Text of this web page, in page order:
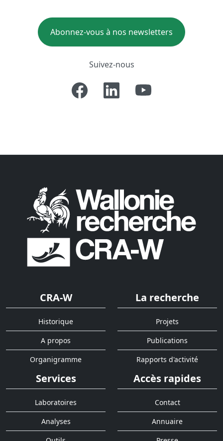
Abonnez-vous à nos newsletters
Suivez-nous
CRA-W
Historique
A propos
Organigramme
La recherche
Projets
Publications
Rapports d'activité
Services
Laboratoires
Analyses
Accès rapides
Contact
Annuaire